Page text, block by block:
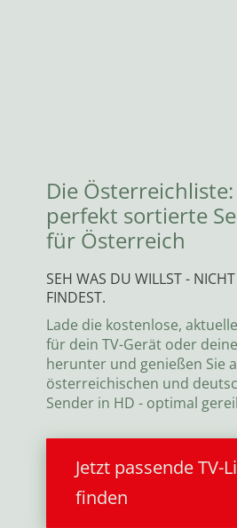
Die
perfekt sortierte
für Österreich
SEH WAS DU WILLST -
FINDEST.
Lade die kostenlose,
für dein TV-Gerät oder
herunter und genießen Sie
österreichischen und
Sender in HD - optimal
Jetzt passende TV-
finden